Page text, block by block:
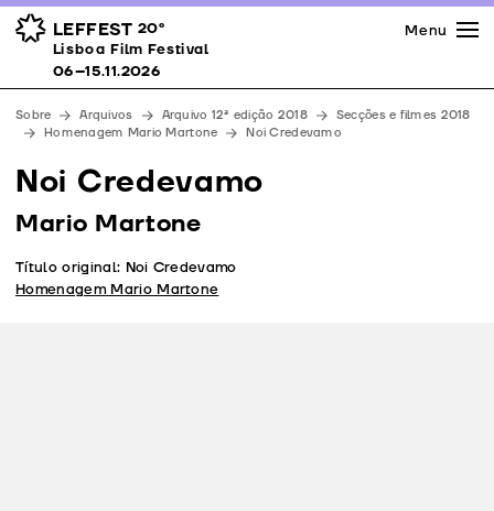
LEFFEST 20º
Lisboa Film Festival 06–15.11.2026
Prémios
Espaços
Apoios
Equipa
Downloads
Contactos
Menu
Lisboa Film Festival
06–15.11.2026
Sobre Arquivos Arquivo 12ª edição 2018
Secções e filmes 2018
Homenagem Mario Martone
Noi Credevamo
Noi Credevamo
Mario Martone
Título original: Noi Credevamo
Homenagem Mario Martone